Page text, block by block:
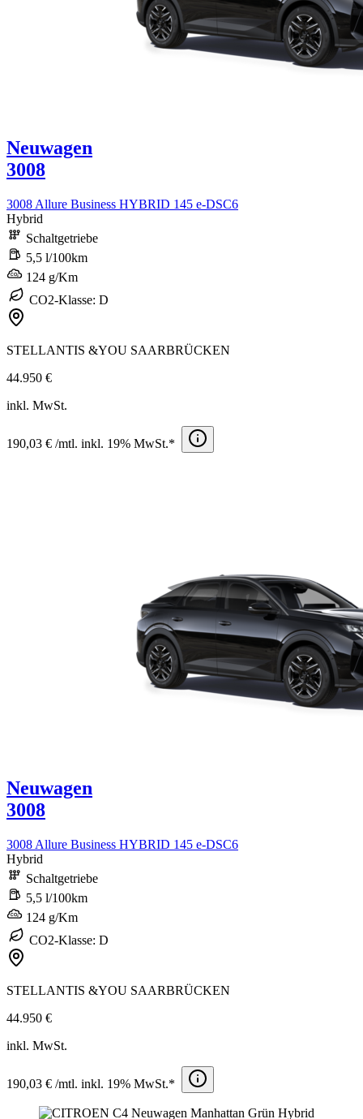
Neuwagen
3008
3008 Allure Business HYBRID 145 e-DSC6
Hybrid
Schaltgetriebe
5,5 l/100km
124 g/Km
CO2-Klasse: D
STELLANTIS &YOU SAARBRÜCKEN
44.950 €
inkl. MwSt.
190,03 € /mtl. inkl. 19% MwSt.*
Neuwagen
3008
3008 Allure Business HYBRID 145 e-DSC6
Hybrid
Schaltgetriebe
5,5 l/100km
124 g/Km
CO2-Klasse: D
STELLANTIS &YOU SAARBRÜCKEN
44.950 €
inkl. MwSt.
190,03 € /mtl. inkl. 19% MwSt.*